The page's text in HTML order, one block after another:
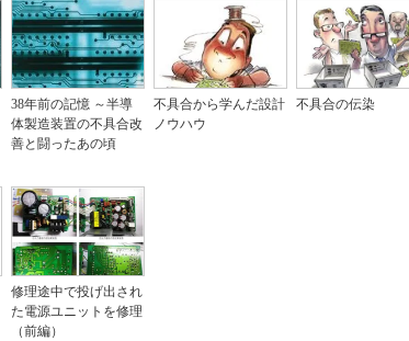
38年前の記憶 ～半導
体製造装置の不具合改
善と闘ったあの頃
不具合から学んだ設計
ノウハウ
不具合の伝染
修理途中で投げ出され
た電源ユニットを修理
（前編）